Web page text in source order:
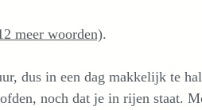
meer woorden).
dus in een dag makkelijk te
noch dat je in rijen staat.